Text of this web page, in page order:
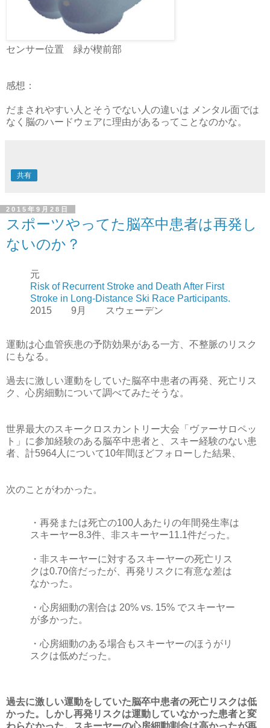
センサー位置 緑が楔前部
感想：
だまされやすい人とそうでない人の違いは メンタル面では
なく脳のハードウェアに理由があるってことなのかな。
共有
2015年9月28日
スポーツやってた脳卒中患者は再発し
ないのか？
元
Risk of Recurrent Stroke and Death After First
Stroke in Long-Distance Ski Race Participants.
2015 9月 スウェーデン
運動は心血管疾患の予防効果がある一方、不整脈のリスク
にもなる。
過去に激しい運動をしていた脳卒中患者の再発、死亡リス
ク、心房細動について調べてみたそうな。
世界最大のスキークロスカントリー大会「ヴァーサロペッ
ト」に参加経験のある脳卒中患者と、スキー経験のない患
者、計5964人について10年間ほどフォローした結果、
次のことがわかった。
・再発または死亡の100人あたりの年間発生率は
スキーヤー8.3件、非スキーヤー11.1件だった。
・非スキーヤーに対するスキーヤーの死亡リス
クは0.70倍だったが、再発リスクに有意な差は
なかった。
・心房細動の割合は 20% vs. 15% でスキーヤー
が多かった。
・心房細動のある場合もスキーヤーのほうがリ
スクは低めだった。
過去に激しい運動をしていた脳卒中患者の死亡リスクは低
かった。しかし再発リスクは運動していなかった患者と変